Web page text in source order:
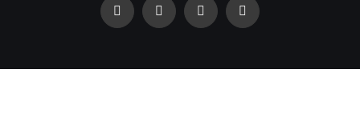
facebook instagram linkedin xing